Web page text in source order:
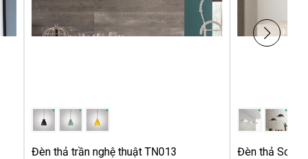
Đèn thả trần nghệ thuật TN013 Đèn thả